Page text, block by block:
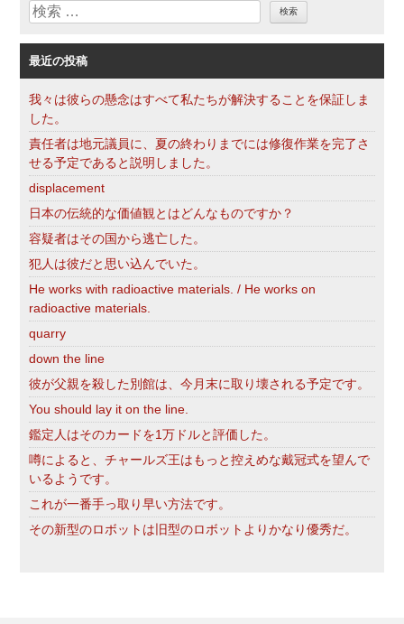
ー
検
最近の投稿
我々は彼らの懸念はすべて私たちが解決することを保証しま
した。
責任者は地元議員に、夏の終わりまでには修復作業を完了さ
せる予定であると説明しました。
displacement
日本の伝統的な価値観とはどんなものですか？
容疑者はその国から逃亡した。
犯人は彼だと思い込んでいた。
He works with radioactive materials. / He works on
radioactive materials.
quarry
down the line
彼が父親を殺した別館は、今月末に取り壊される予定です。
You should lay it on the line.
鑑定人はそのカードを1万ドルと評価した。
噂によると、チャールズ王はもっと控えめな戴冠式を望んで
いるようです。
これが一番手っ取り早い方法です。
その新型のロボットは旧型のロボットよりかなり優秀だ。